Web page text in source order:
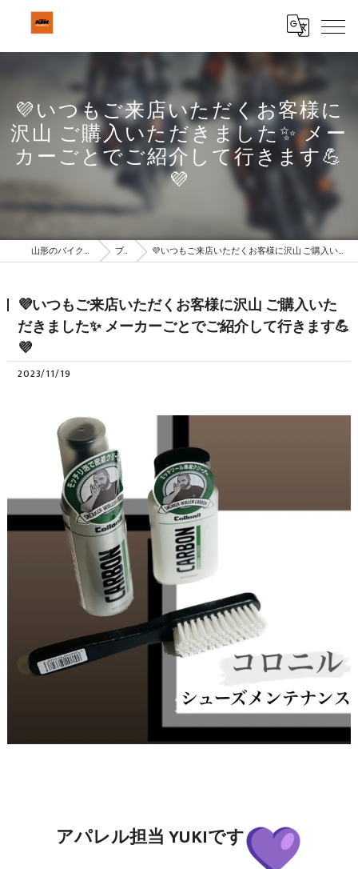
💜いつもご来店いただくお客様に
沢山 ご購入いただきました✨ メー
カーごとでご紹介して行きます💪
💜
山形のバイクはBeSTAR株式会社 ブログ 💜いつもご来店いただくお客様に沢山 ご購入いただきました✨ メーカーごとでご紹介して行きます💪💜
💜いつもご来店いただくお客様に沢山 ご購入いた
だきました✨ メーカーごとでご紹介して行きます💪
💜
2023/11/19
アパレル担当 YUKIです